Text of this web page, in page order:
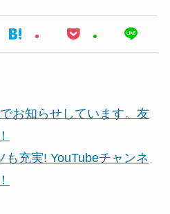
お知らせしています。友
充実! YouTubeチャンネ